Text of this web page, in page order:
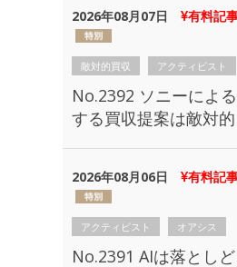
2026年08月07日 有料記
敵対的買収 アクティビスト
No.2392 ソニーによ
する買収提案は敵対的
2026年08月06日 有料記
アクティビスト オアシス
No.2391 AIは落とし